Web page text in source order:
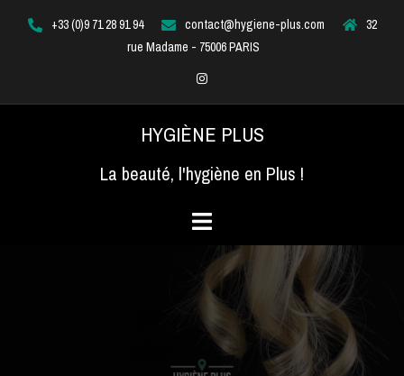
+33 (0)9 71 28 91 94 contact@hygiene-plus.com
32
rue Madame - 75006 PARIS
Instagram
HYGIÈNE PLUS
La beauté, l'hygiène en Plus !